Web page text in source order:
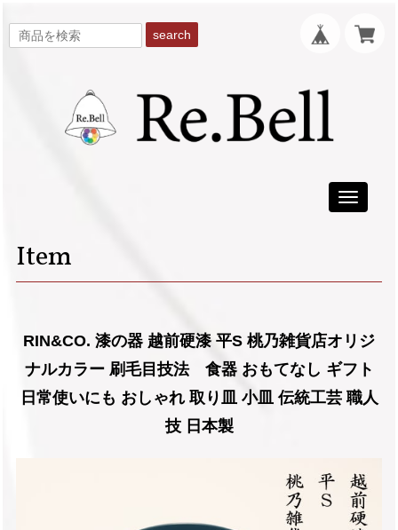
search
Toggle
Item
RIN&CO. 漆の器 越前硬漆 平S 桃乃雑貨店オリジ
ナルカラー 刷毛目技法 食器 おもてなし ギフト
日常使いにも おしゃれ 取り皿 小皿 伝統工芸 職人
技 日本製